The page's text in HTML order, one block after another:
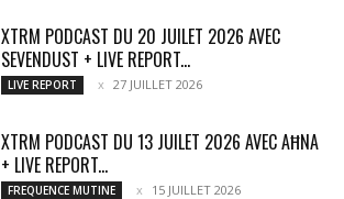
XTRM PODCAST DU 20 JUILET 2026 AVEC
SEVENDUST + LIVE REPORT...
LIVE REPORT 27 JUILLET 2026
XTRM PODCAST DU 13 JUILET 2026 AVEC AĦNA
+ LIVE REPORT...
FREQUENCE MUTINE 15 JUILLET 2026